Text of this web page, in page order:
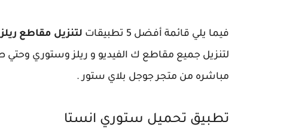
فيما يلي قائمة أفضل 5 تطبيقات لتنزيل مقاطع
مباشره من متجر جوجل بلاي ستور .
تطبيق تحميل ستوري انستا